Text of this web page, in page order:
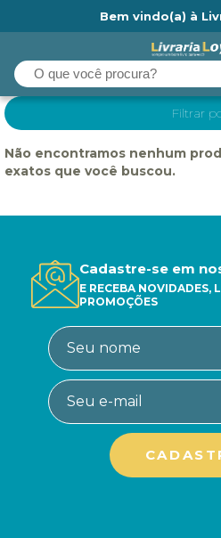
Bem vindo(a) à
Filtrar
Não encontramos nenhum
exatos que você buscou.
Cadastre-se em
E RECEBA NOVIDADES,
PROMOÇÕES